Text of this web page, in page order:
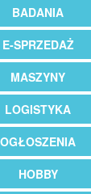
BADANIA
E-SPRZEDAŻ
MASZYNY
LOGISTYKA
OGŁOSZENIA
HOBBY